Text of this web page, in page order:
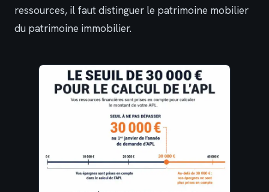
ressources, il faut distinguer le patrimoine mobilier
du patrimoine immobilier.